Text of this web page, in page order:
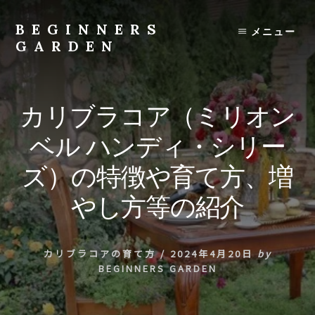
content
BEGINNERS
GARDEN
物
の
種
類
や
育
て
方
の
紹
介
を
行
い
メニュー
カリブラコア（ミリオン
ベル ハンディ・シリー
ズ）の特徴や育て方、増
やし方等の紹介
カリブラコアの育て方/ 2024年4月20日 by
BEGINNERS GARDEN